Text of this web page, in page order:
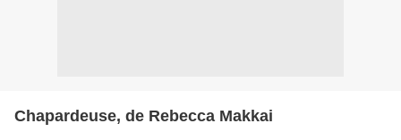
Chapardeuse, de Rebecca Makkai